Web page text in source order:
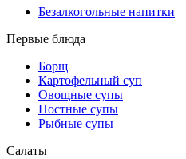
Безалкогольные напитки
Первые блюда
Борщ
Картофельный суп
Овощные супы
Постные супы
Рыбные супы
Салаты